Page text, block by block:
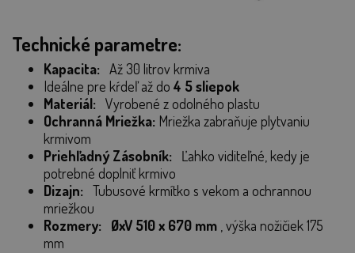
Technické parametre:
Kapacita: Až 30 litrov krmiva
Ideálne pre kŕdeľ až do 4 5 sliepok
Materiál: Vyrobené z odolného plastu
Ochranná Mriežka: Mriežka zabraňuje plytvaniu
krmivom
Priehľadný Zásobník:
Ľahko viditeľné, kedy je
potrebné doplniť krmivo
Dizajn: Tubusové krmítko s vekom a ochrannou
mriežkou
Rozmery:
ØxV 510 x 670 mm , výška nožičiek 175
mm